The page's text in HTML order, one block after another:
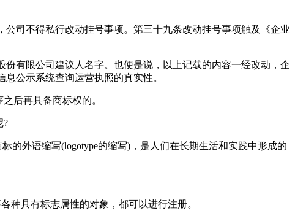
司不得私行改动挂号事项。第三十九条改动挂号事项触及《企业
有限公司建议人名字。也便是说，以上记载的内容一经改动，企
公示系统查询运营执照的真实性。
后再具备商标权的。
?
的外语缩写(logotype的缩写)，是人们在长期生活和实践中形成的
种具有标志属性的对象，都可以进行注册。